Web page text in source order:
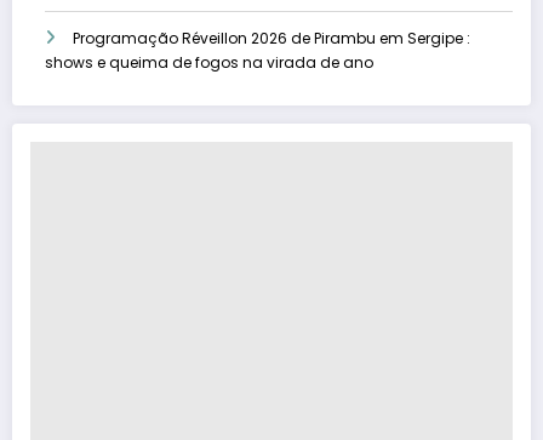
Programação Réveillon 2026 de Pirambu em Sergipe :
shows e queima de fogos na virada de ano